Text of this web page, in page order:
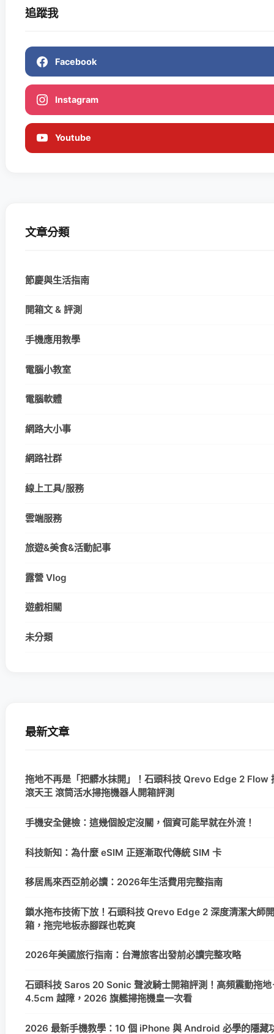
追蹤我
Facebook
Instagram
Youtube
文章分類
節慶與生活指南
開箱文 & 評測
手機應用教學
電腦小教室
電腦軟體
網路大小事
網路社群
線上工具/服務
雲端服務
旅遊&美食&活動記事
露營 Vlog
遊戲相關
未分類
最新文章
拖地不再是「把髒水抹開」！石頭科技 Qrevo Edge 2 Flow
滾天王 滾筒活水掃拖機器人開箱評測
手機安全健檢：這幾個設定沒關，個資可能早就在外流！
科技新知：為什麼 eSIM 正逐漸取代傳統 SIM 卡
移居馬來西亞前必讀：2026年生活費用完整指南
鎖水拖布技術下放！石頭科技 Qrevo Edge 2 深度清潔大師開
箱，拖完地板赤腳踩也乾爽
2026年美國旅行指南：台灣旅客出發前必讀完整攻略
石頭科技 Saros 20 Sonic 聲波騎士開箱評測！高頻震動拖地
4.5cm 越障，2026 旗艦掃拖機皇一次看
2026 最新手機教學：10 個 iPhone 與 Android 必學的隱藏